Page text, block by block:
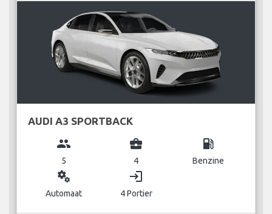
AUDI A3 SPORTBACK
group
5
business_center
4
local_gas_station
Benzine
miscellaneous_services
Automaat
login
4 Portier